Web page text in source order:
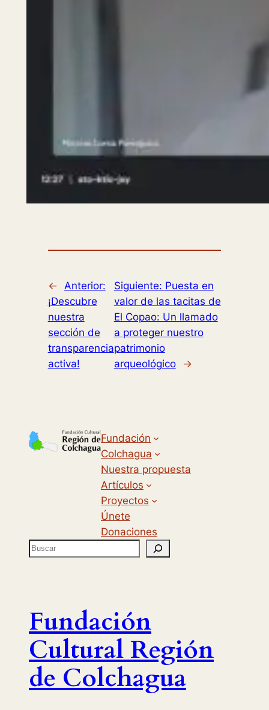
←
Anterior:
¡Descubre
nuestra
sección de
transparencia
activa!
Siguiente: Puesta en
valor de las tacitas de
El Copao: Un llamado
a proteger nuestro
patrimonio
arqueológico
→
Fundación
Colchagua
Nuestra propuesta
Artículos
Proyectos
Únete
Donaciones
B
Fundación
Cultural Región
de Colchagua